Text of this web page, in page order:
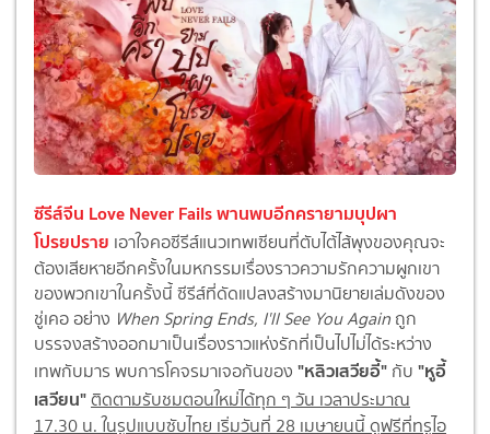
ซีรีส์จีน Love Never Fails พานพบอีกครายามบุปผา
โปรยปราย เอาใจคอซีรีส์แนวเทพเซียนที่ตับไต้ไส้พุงของคุณจะ
ต้องเสียหายอีกครั้งในมหกรรมเรื่องราวความรักความผูกเขา
ของพวกเขาในครั้งนี้ ซีรีส์ที่ดัดแปลงสร้างมานิยายเล่มดังของ
ชู่เคอ อย่าง When Spring Ends, I'll See You Again ถูก
บรรจงสร้างออกมาเป็นเรื่องราวแห่งรักที่เป็นไปไม่ได้ระหว่าง
เทพกับมาร พบการโคจรมาเจอกันของ "หลิวเสวียอี้" กับ "หูอี้
เสวียน"ติดตามรับชมตอนใหม่ได้ทุก ๆ วัน เวลาประมาณ
17.30 น. ในรูปแบบซับไทย เริ่มวันที่ 28 เมษายนนี้ ดูฟรีที่ทรูไอ